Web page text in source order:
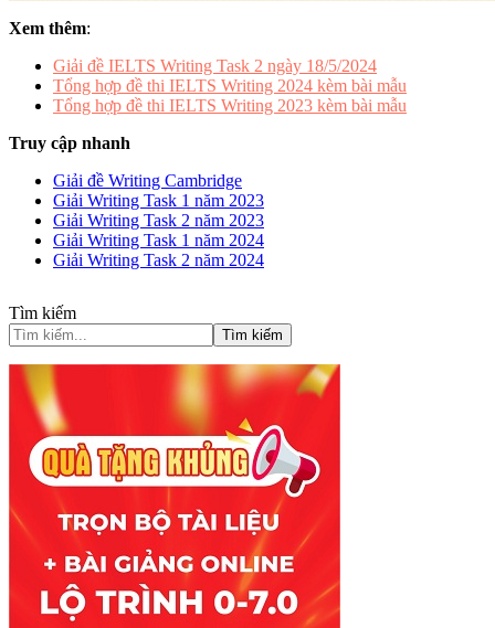
Xem thêm:
Giải đề IELTS Writing Task 2 ngày 18/5/2024
Tổng hợp đề thi IELTS Writing 2024 kèm bài mẫu
Tổng hợp đề thi IELTS Writing 2023 kèm bài mẫu
Truy cập nhanh
Giải đề Writing Cambridge
Giải Writing Task 1 năm 2023
Giải Writing Task 2 năm 2023
Giải Writing Task 1 năm 2024
Giải Writing Task 2 năm 2024
Tìm kiếm
Tìm kiếm